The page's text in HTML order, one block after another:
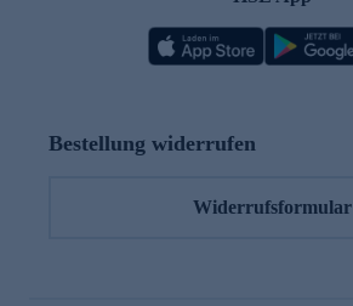
Bestellung widerrufen
Widerrufsformular